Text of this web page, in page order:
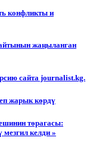
конфликты и
жаңыланган
сайта journalist.kg.
жарык көрдү
төрагасы:
келди »